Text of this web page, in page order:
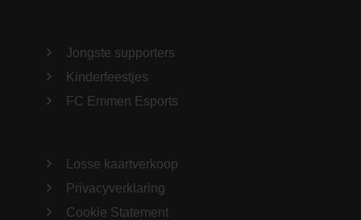
Jongste supporters
Kinderfeestjes
FC Emmen Esports
Losse kaartverkoop
Privacyverklaring
Cookie Statement